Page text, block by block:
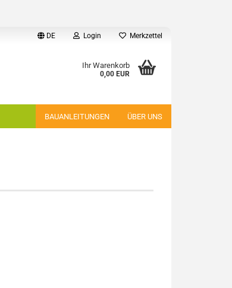
DE Login Merkzettel
Ihr Warenkorb
0,00 EUR
BAUANLEITUNGEN ÜBER UNS